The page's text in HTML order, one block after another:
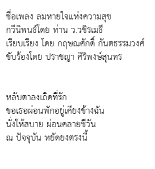
ชื่อเพลง ลมหายใจแห่งความสุข
กวีนิพนธ์โดย ท่าน ว.วชิรเมธี
เรียบเรียง โดย กฤษณศักดิ์ กันตธรรมวงศ์
ขับร้องโดย ปราชญา ศิริพงษ์สุนทร
หลับตาลงเถิดที่รัก
ขอเธอผ่อนพักอยู่เคียงข้างฉัน
นั่งให้สบาย ผ่อนคลายชีวัน
ณ ปัจจุบัน หยัดยงตรงนี้